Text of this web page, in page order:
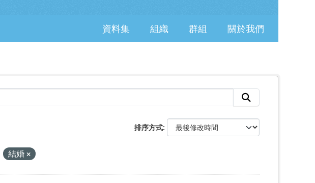
資料集 組織 群組 關於我們
排序方式
結婚